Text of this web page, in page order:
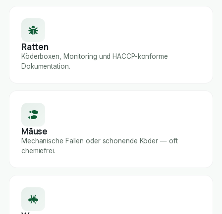
Ratten
Köderboxen, Monitoring und HACCP-konforme
Dokumentation.
Mäuse
Mechanische Fallen oder schonende Köder — oft
chemiefrei.